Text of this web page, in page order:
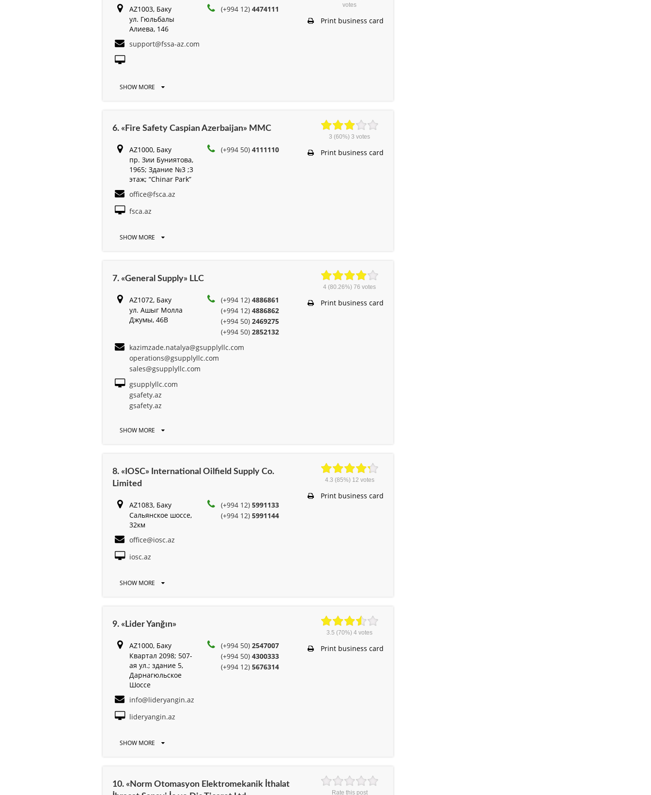
AZ1003, Баку
ул. Гюльбалы
Алиева, 146
(+994 12)4474111
support@fssa-az.com
SHOW MORE
votes
Print business card
6. «Fire Safety Caspian Azerbaijan» MMC
AZ1000, Баку
пр. Зии Буниятова,
1965; Здание №3 ;3
этаж; “Chinar Park”
(+994 50)4111110
office@fsca.az
fsca.az
SHOW MORE
3 (60%)3 votes
Print business card
7. «General Supply» LLC
AZ1072, Баку
ул. Ашыг Молла
Джумы, 46B
(+994 12)4886861
(+994 12)4886862
(+994 50)2469275
(+994 50)2852132
kazimzade.natalya@gsupplyllc.com
operations@gsupplyllc.com
sales@gsupplyllc.com
gsupplyllc.com
gsafety.az
gsafety.az
SHOW MORE
4 (80.26%)76 votes
Print business card
8. «IOSC» International Oilfield Supply Co.
Limited
AZ1083, Баку
Сальянское шоссе,
32км
(+994 12)5991133
(+994 12)5991144
office@iosc.az
iosc.az
SHOW MORE
4.3 (85%) 12 votes
Print business card
9. «Lider Yanğın»
AZ1000, Баку
Квартал 2098; 507-
ая ул.; здание 5,
Дарнагюльское
Шоссе
(+994 50)2547007
(+994 50)4300333
(+994 12)5676314
info@lideryangin.az
lideryangin.az
SHOW MORE
3.5 (70%)4 votes
Print business card
10. «Norm Otomasyon Elektromekanik İthalat
Rate this post